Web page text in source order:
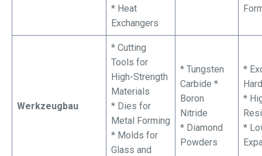
* Heat
Exchangers
Werkzeugbau
* Cutting
Tools for
High-Strength
Materials
* Dies for
Metal Forming
* Molds for
Glass and
* Tungsten
Carbide *
Boron
Nitride
* Diamond
Powders
*
*
*